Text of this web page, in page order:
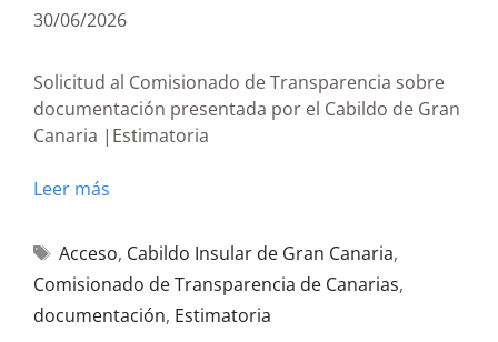
30/06/2026
Solicitud al Comisionado de Transparencia sobre
documentación presentada por el Cabildo de Gran
Canaria |Estimatoria
Leer más
Acceso, Cabildo Insular de Gran Canaria,
Comisionado de Transparencia de Canarias,
documentación, Estimatoria